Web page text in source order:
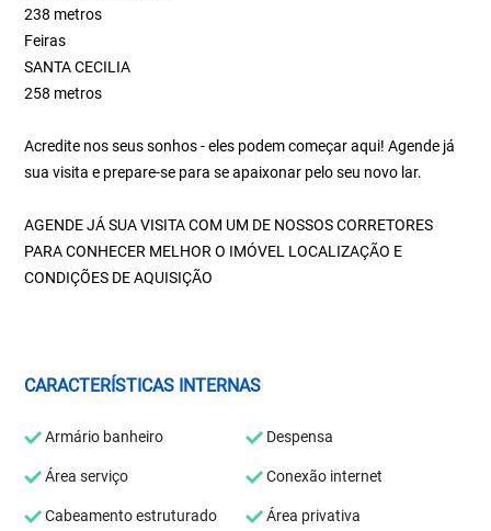
238 metros
Feiras
SANTA CECILIA
258 metros
Acredite nos seus sonhos - eles podem começar aqui! Agende já
sua visita e prepare-se para se apaixonar pelo seu novo lar.
AGENDE JÁ SUA VISITA COM UM DE NOSSOS CORRETORES
PARA CONHECER MELHOR O IMÓVEL LOCALIZAÇÃO E
CONDIÇÕES DE AQUISIÇÃO
CARACTERÍSTICAS INTERNAS
Armário banheiro Despensa
Área serviço Conexão internet
Cabeamento estruturado Área privativa